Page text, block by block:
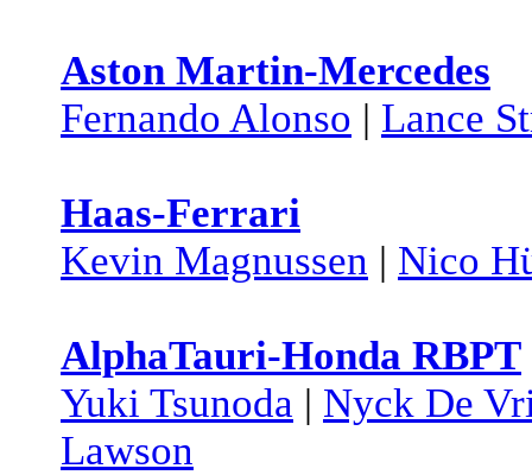
Aston Martin-Mercedes
Fernando Alonso | Lance
Haas-Ferrari
Kevin Magnussen | Nico
AlphaTauri-Honda RBPT
Yuki Tsunoda | Nyck De
Lawson